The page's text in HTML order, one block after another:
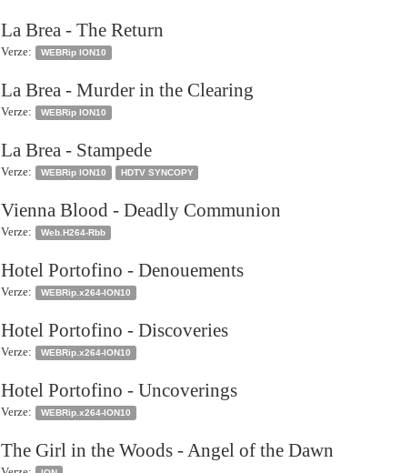
La Brea - The Return
Verze: WEBRip ION10
La Brea - Murder in the Clearing
Verze: WEBRip ION10
La Brea - Stampede
Verze: WEBRip ION10 HDTV SYNCOPY
Vienna Blood - Deadly Communion
Verze: Web.H264-Rbb
Hotel Portofino - Denouements
Verze: WEBRip.x264-ION10
Hotel Portofino - Discoveries
Verze: WEBRip.x264-ION10
Hotel Portofino - Uncoverings
Verze: WEBRip.x264-ION10
The Girl in the Woods - Angel of the Dawn